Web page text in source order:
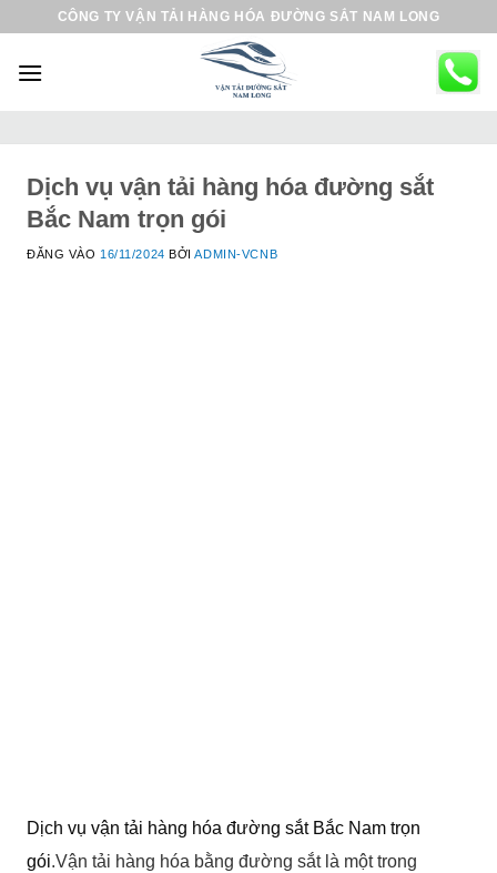
CÔNG TY VẬN TẢI HÀNG HÓA ĐƯỜNG SẮT NAM LONG
Dịch vụ vận tải hàng hóa đường sắt
Bắc Nam trọn gói
ĐĂNG VÀO 16/11/2024 BỞIADMIN-VCNB
Dịch vụ vận tải hàng hóa đường sắt Bắc Nam trọn
gói.Vận tải hàng hóa bằng đường sắt là một trong